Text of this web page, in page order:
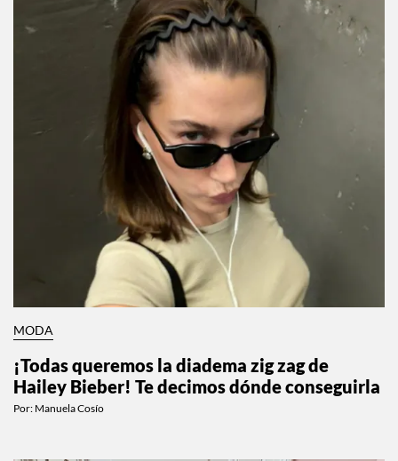
MODA
¡Todas queremos la diadema zig zag de
Hailey Bieber! Te decimos dónde conseguirla
Por: Manuela Cosío